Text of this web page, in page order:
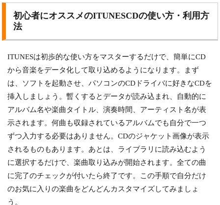
初心者にオススメのITUNESCDの使い方・利用方
法
ITUNESは初歩的な使い方をマスターするだけで、簡単にCD
から音楽をデータ化して取り込めるようになります。まず
は、ソフトを起動させ、パソコンのCDドライバに好きなCDを
挿入しましょう。暫くするとデータが読み込まれ、自動的に
アルバム名や楽曲タイトル、演奏時間、アーティスト名が表
示されます。何曲も収録されているアルバムでも自分で一つ
ずつ入力する必要はありません。CDのジャケット画像が表示
されるものもあります。あとは、ライブラリに読み込むよう
に選択するだけで、楽曲取り込みが開始されます。全ての曲
に完了のチェックが付いたら終了です。この手順で自分だけ
のお気に入りの楽曲をどんどんカスタマイズしてみましょ
う。